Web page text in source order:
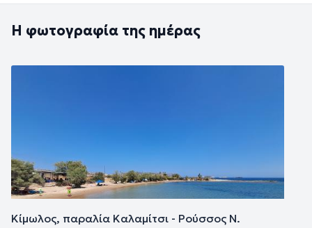
Η φωτογραφία της ημέρας
Κίμωλος, παραλία Καλαμίτσι - Ρούσσος Ν.